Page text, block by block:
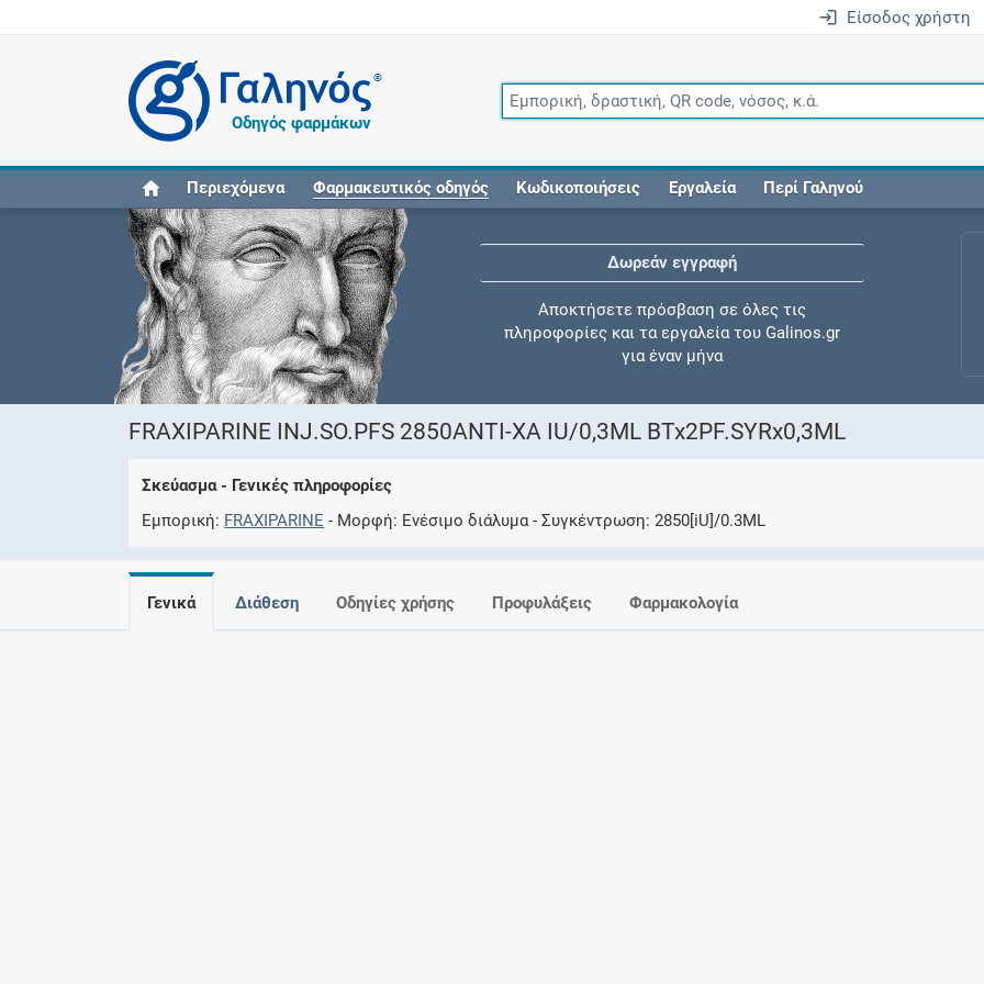
Είσοδος χρήστη
®
Οδηγός φαρμάκων
Περιεχόμενα Φαρμακευτικός οδηγός Κωδικοποιήσεις Εργαλεία Περί Γαληνού
Δωρεάν εγγραφή
Αποκτήσετε πρόσβαση σε όλες τις
πληροφορίες και τα εργαλεία του Galinos.gr
για έναν μήνα
Ελέγξτε την αγωγή σας για αντενδείξεις και
FRAXIPARINE INJ.SO.PFS 2850ANTI-XA IU/0,3ML BTx2PF.SYRx0,3ML
Σκεύασμα - Γενικές πληροφορίες
Εμπορική FRAXIPARINE Μορφή Eνέσιμο διάλυμα Συγκέντρωση 2850[iU]/0.3ML
Γενικά Διάθεση Οδηγίες χρήσης Προφυλάξεις Φαρμακολογία